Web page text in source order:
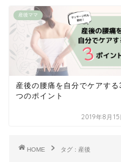
産後ママ
産後の腰痛を自分でケアする
つのポイント
2019年8月15
HOME タグ : 産後